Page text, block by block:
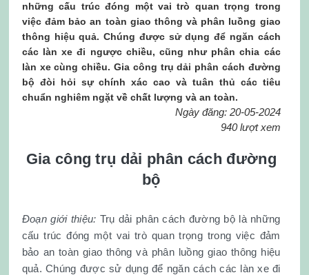
những cấu trúc đóng một vai trò quan trọng trong
việc đảm bảo an toàn giao thông và phân luồng giao
thông hiệu quả. Chúng được sử dụng để ngăn cách
các làn xe đi ngược chiều, cũng như phân chia các
làn xe cùng chiều. Gia công trụ dải phân cách đường
bộ đòi hỏi sự chính xác cao và tuân thủ các tiêu
chuẩn nghiêm ngặt về chất lượng và an toàn.
Ngày đăng: 20-05-2024
940 lượt xem
Gia công trụ dải phân cách đường
bộ
Đoạn giới thiệu: Trụ dải phân cách đường bộ là những
cấu trúc đóng một vai trò quan trọng trong việc đảm
bảo an toàn giao thông và phân luồng giao thông hiệu
quả. Chúng được sử dụng để ngăn cách các làn xe đi